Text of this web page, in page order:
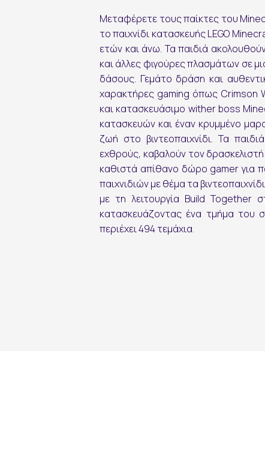
Μεταφέρετε τους παίκτες του
το παιχνίδι κατασκευής LEGO
ετών και άνω. Τα παιδιά
και άλλες φιγούρες πλασμάτων σε
δάσους. Γεμάτο δράση και
χαρακτήρες gaming όπως Crimson
και κατασκευάσιμο wither boss
κατασκευών και έναν κρυμμένο
ζωή στο βιντεοπαιχνίδι. Τα
εχθρούς, καβαλούν τον
καθιστά απίθανο δώρο gamer για
παιχνιδιών με θέμα τα
με τη λειτουργία Build Together
κατασκευάζοντας ένα τμήμα του
περιέχει 494 τεμάχια.
Εγγραφή στο Newsletter
εγγραφή